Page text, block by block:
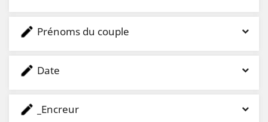
Prénoms du couple
Date
_Encreur